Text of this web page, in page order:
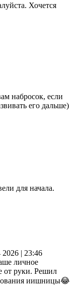
Хочется
набросок, если
его дальше)
для начала.
| 23:46
личное
от руки. Решил
иишницы😂